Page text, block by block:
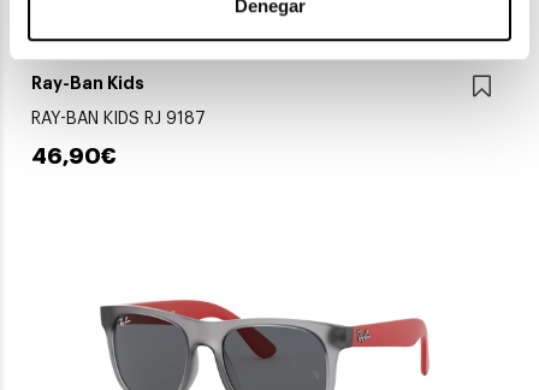
Denegar
Ray-Ban Kids
RAY-BAN KIDS RJ 9187
46,90€